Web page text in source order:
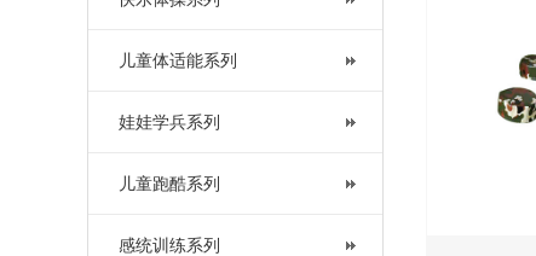
儿童体适能系列
娃娃学兵系列
儿童跑酷系列
感统训练系列